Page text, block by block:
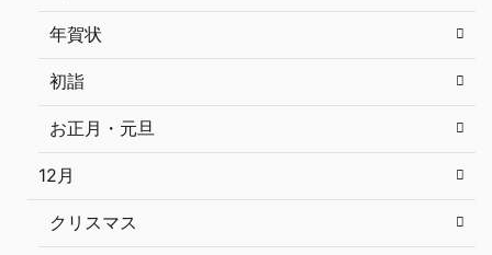
年賀状
初詣
お正月・元旦
12月
クリスマス